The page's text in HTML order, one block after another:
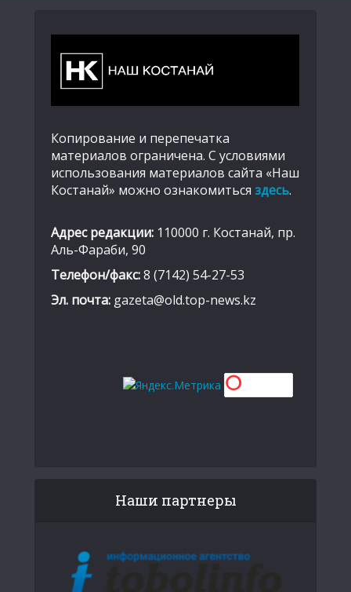
Копирование и перепечатка
материалов ограничена. С условиями
использования материалов сайта «Наш
Костанай» можно ознакомиться здесь.
Адрес редакции: 110000 г. Костанай, пр.
Аль-Фараби, 90
Телефон/факс:8 (7142) 54-27-53
Эл. почта: gazeta@old.top-news.kz
Наши партнеры